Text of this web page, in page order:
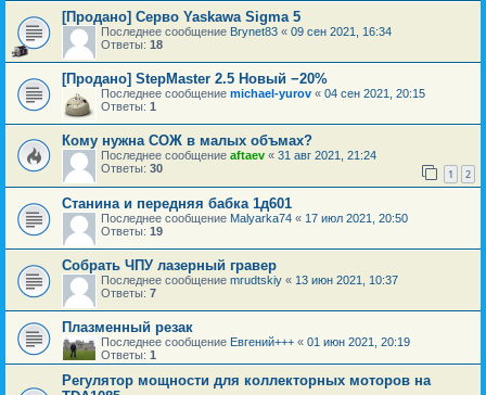
[Продано] Серво Yaskawa Sigma 5
Последнее сообщение Brynet83 « 09 сен 2021, 16:34
Ответы: 18
[Продано] StepMaster 2.5 Новый −20%
Последнее сообщение michael-yurov « 04 сен 2021, 20:15
Ответы: 1
Кому нужна СОЖ в малых объмах?
Последнее сообщение aftaev « 31 авг 2021, 21:24
Ответы: 30 1 2
Станина и передняя бабка 1д601
Последнее сообщение Malyarka74 « 17 июл 2021, 20:50
Ответы: 19
Собрать ЧПУ лазерный гравер
Последнее сообщение mrudtskiy « 13 июн 2021, 10:37
Ответы: 7
Плазменный резак
Последнее сообщение Евгений+++ « 01 июн 2021, 20:19
Ответы: 1
Регулятор мощности для коллекторных моторов на